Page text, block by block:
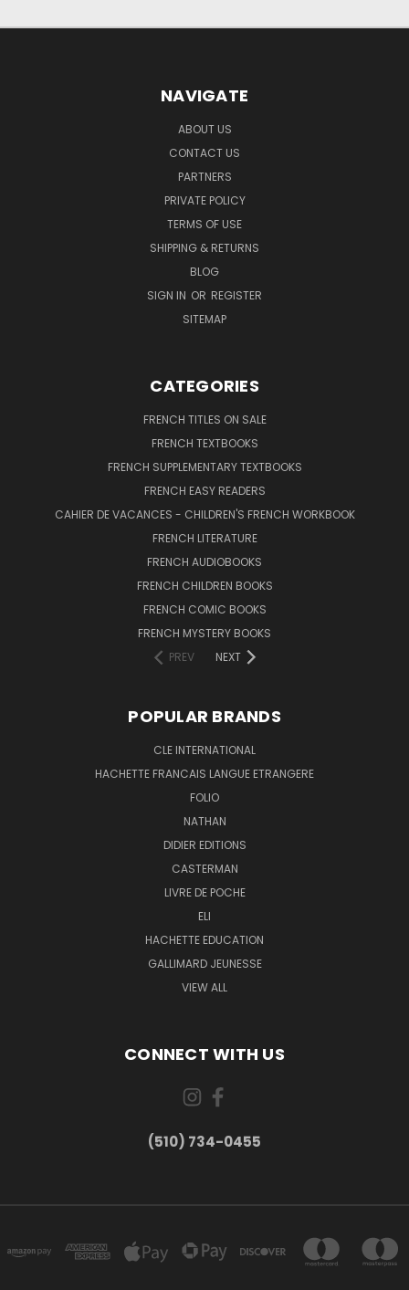
NAVIGATE
ABOUT US
CONTACT US
PARTNERS
PRIVATE POLICY
TERMS OF USE
SHIPPING & RETURNS
BLOG
SIGN IN OR REGISTER
SITEMAP
CATEGORIES
FRENCH TITLES ON SALE
FRENCH TEXTBOOKS
FRENCH SUPPLEMENTARY TEXTBOOKS
FRENCH EASY READERS
CAHIER DE VACANCES - CHILDREN'S FRENCH WORKBOOK
FRENCH LITERATURE
FRENCH AUDIOBOOKS
FRENCH CHILDREN BOOKS
FRENCH COMIC BOOKS
FRENCH MYSTERY BOOKS
PREV
NEXT
POPULAR BRANDS
CLE INTERNATIONAL
HACHETTE FRANCAIS LANGUE ETRANGERE
FOLIO
NATHAN
DIDIER EDITIONS
CASTERMAN
LIVRE DE POCHE
ELI
HACHETTE EDUCATION
GALLIMARD JEUNESSE
VIEW ALL
CONNECT WITH US
(510) 734-0455